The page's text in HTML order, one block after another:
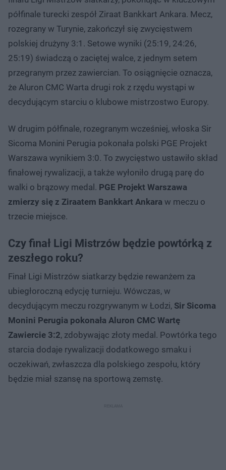
półfinale turecki zespół Ziraat Bankkart Ankara. Mecz,
rozegrany w Turynie, zakończył się zwycięstwem
polskiej drużyny 3:1. Setowe wyniki (25:19, 24:26,
25:19) świadczą o zaciętej walce, z jednym setem
przegranym przez zawiercian. To osiągnięcie oznacza,
że Aluron CMC Warta drugi rok z rzędu wystąpi w
decydującym starciu o klubowe mistrzostwo Europy.
W drugim półfinale, rozegranym wcześniej, włoska Sir
Sicoma Monini Perugia pokonała polski PGE Projekt
Warszawa wynikiem 3:0. To zwycięstwo ustawiło skład
finałowej rywalizacji, a także wyłoniło drugą parę do
walki o brązowy medal. PGE Projekt Warszawa
zmierzy się z Ziraatem Bankkart Ankara w meczu o
trzecie miejsce.
Czy finał Ligi Mistrzów będzie powtórką z
zeszłego roku?
Finał Ligi Mistrzów siatkarzy będzie rewanżem za
ubiegłoroczną edycję turnieju. Wówczas, w
decydującym meczu rozgrywanym w Łodzi, Sir Sicoma
Monini Perugia pokonała Aluron CMC Wartę
Zawiercie 3:2, zdobywając złoty medal. Powtórka tego
starcia dodaje rywalizacji dodatkowego smaku i
oczekiwań, zwłaszcza dla polskiego zespołu, który
będzie miał szansę na sportową zemstę.